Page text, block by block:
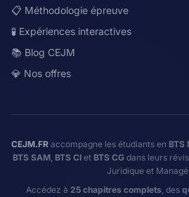
📋 Méthodologie épreuve
🧪 Expériences interactives
📚 Blog CEJM
💎 Nos offres
CEJM.FR accompagne les étudiants en BTS
BTS SAM, BTS CI et BTS CG dans leurs
Juridique et
Accédez à 25 chapitres complets, des